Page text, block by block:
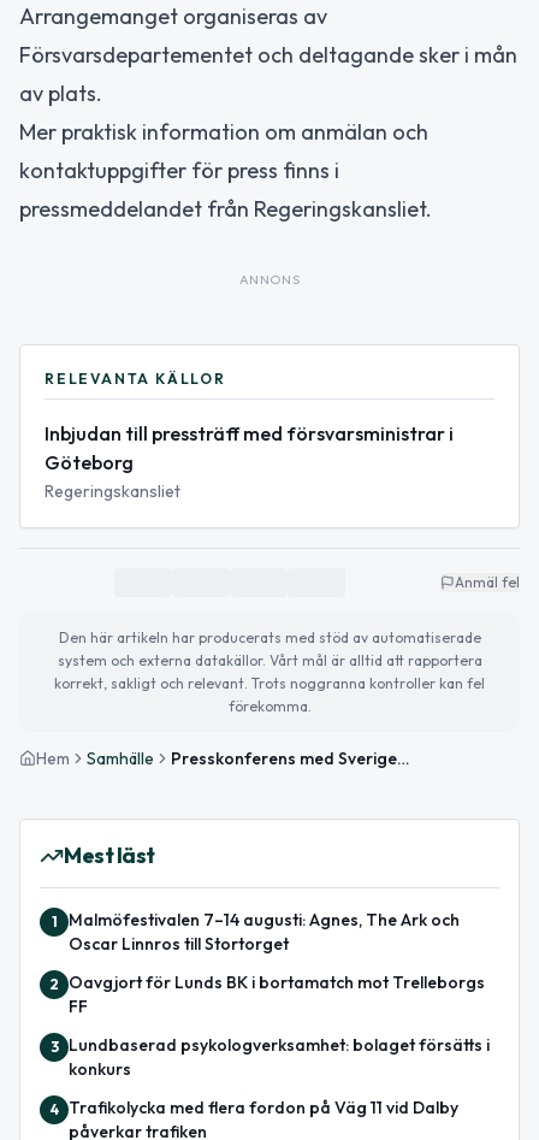
Arrangemanget organiseras av
Försvarsdepartementet och deltagande sker i mån
av plats.
Mer praktisk information om anmälan och
kontaktuppgifter för press finns i
pressmeddelandet från Regeringskansliet.
ANNONS
RELEVANTA KÄLLOR
Inbjudan till pressträff med försvarsministrar i
Göteborg
Regeringskansliet
Anmäl fel
Den här artikeln har producerats med stöd av automatiserade
system och externa datakällor. Vårt mål är alltid att rapportera
korrekt, sakligt och relevant. Trots noggranna kontroller kan fel
förekomma.
Hem Samhälle Presskonferens med Sveriges och Danmarks försvarsministrar i Göteborg
Mest läst
1
Malmöfestivalen 7–14 augusti: Agnes, The Ark och
Oscar Linnros till Stortorget
2
Oavgjort för Lunds BK i bortamatch mot Trelleborgs
FF
3
Lundbaserad psykologverksamhet: bolaget försätts i
konkurs
4
Trafikolycka med flera fordon på Väg 11 vid Dalby
påverkar trafiken